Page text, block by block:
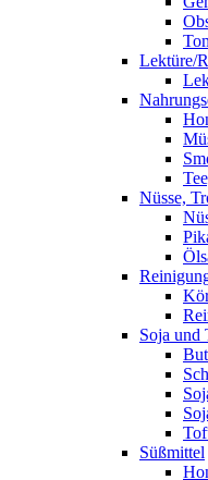
Lektüre/
Nüsse,
Soja und
Süßmittel